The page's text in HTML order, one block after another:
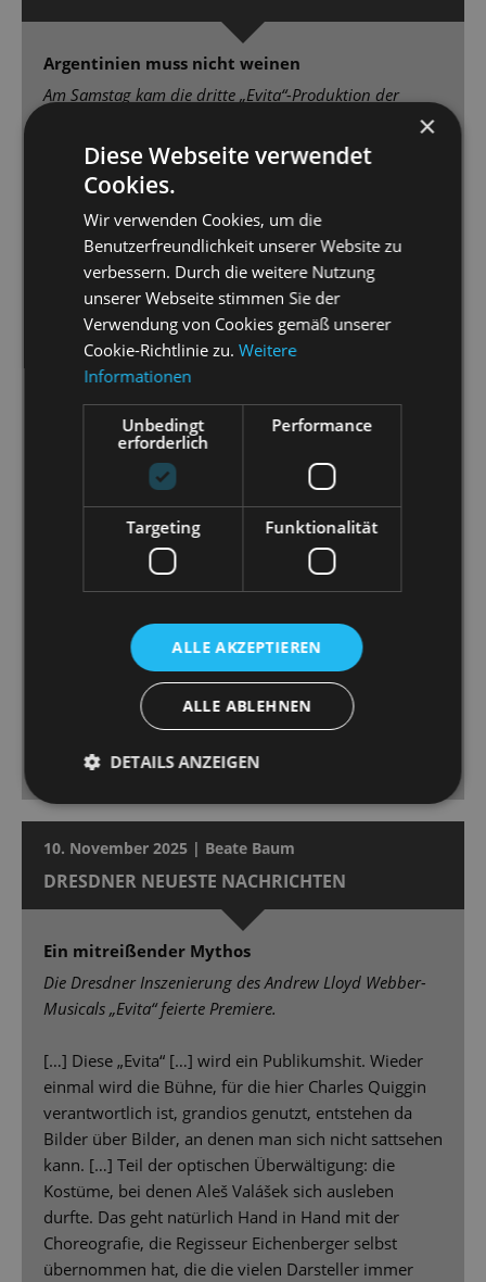
Argentinien muss nicht weinen
Am Samstag kam die dritte „Evita“-Produktion der
brillant gespielt und gesungen – ein großer Wurf!
[...] Die Fassung von Regisseur und Choreograf
Simon Eichenberger („Pippin“) begeistert mit
Opulenz. Wunderbar meistert Sybille Lambrich in der
Titelpartie die für weibliche Sopranstimme schwierig
geschriebenen Gesangsparts. Ebenso stark Gero
Wendorffin der zweiten Hauptrolle als Erzähler Che
[…] sowie Marcus Günzel als beim langen Sterben
seinerEvita mitfühlender Juan Perón. Nicht zu
unterschlagen: Tenor Václac Vallon, der als
schmieriger Tangosänger Agustin Magaldi begeistert.
[…] Auf der dauerbewegten Drehbühne (Charles
Quiggin) immer was los, die prächtigen Kostüme von
Aleš Valášek wechseln im Minutentakt und rauben
schon früh den Atem […] Chor und Ballett agieren –
in großer Besetzung – ebenfalls mitreißend und
makellos. Dirigent Peter Christian Feigel weiß das
angemessen zu leiten - wenn volle Pulle gegeben
wird, leuchtet „Wein’ nicht um mich, Argentinien“ in
strahlender Pracht mit unwiderstehlicher
Ohrwurmgarantie. Die Premiere bekam begeisterten
angemessen.
10. November 2025 | Beate Baum
DRESDNER NEUESTE NACHRICHTEN
Ein mitreißender Mythos
Die Dresdner Inszenierung des Andrew Lloyd Webber-
Musicals „Evita“ feierte Premiere.
[…] Diese „Evita“ […] wird ein Publikumshit. Wieder
einmal wird die Bühne, für die hier Charles Quiggin
verantwortlich ist, grandios genutzt, entstehen da
Bilder über Bilder, an denen man sich nicht sattsehen
kann. […] Teil der optischen Überwältigung: die
Kostüme, bei denen Aleš Valášek sich ausleben
durfte. Das geht natürlich Hand in Hand mit der
Choreografie, die Regisseur Eichenberger selbst
übernommen hat, die die vielen Darsteller immer
×
Diese Webseite verwendet
Cookies.
Wir verwenden Cookies, um die
Benutzerfreundlichkeit unserer Website zu
verbessern. Durch die weitere Nutzung
unserer Webseite stimmen Sie der
Verwendung von Cookies gemäß unserer
Cookie-Richtlinie zu.Weitere
Informationen
Unbedingt
erforderlich
Performance
Targeting Funktionalität
ALLE AKZEPTIEREN
ALLE ABLEHNEN
DETAILS ANZEIGEN